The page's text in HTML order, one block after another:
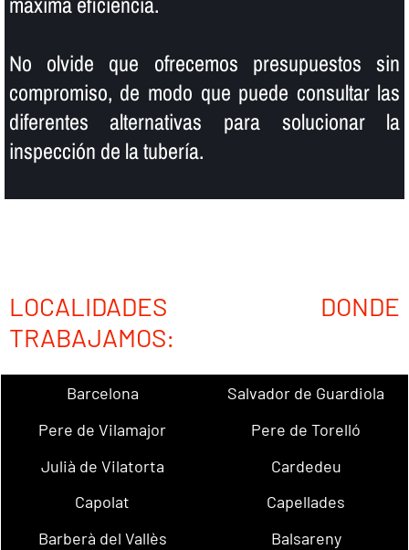
No olvide que ofrecemos presupuestos sin
compromiso, de modo que puede consultar las
diferentes alternativas para solucionar la
inspección de la tuberí­a.
LOCALIDADES DONDE
TRABAJAMOS:
Barcelona
Salvador de Guardiola
Pere de Vilamajor
Pere de Torelló
Julià de Vilatorta
Cardedeu
Capolat
Capellades
Barberà del Vallès
Balsareny